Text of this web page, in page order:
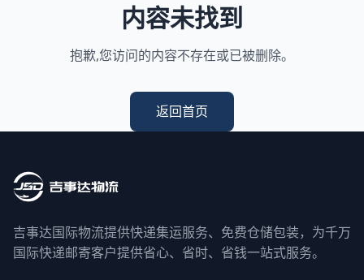
内容未找到
抱歉,您访问的内容不存在或已被删除。
返回首页
吉事达国际物流提供快递集运服务、免费仓储包装，为千万
国际快递邮寄客户提供省心、省时、省钱一站式服务。